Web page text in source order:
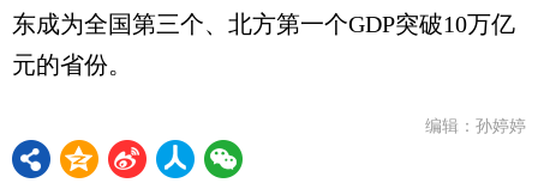
东成为全国第三个、北方第一个GDP突破10万亿
元的省份。
编辑：孙婷婷